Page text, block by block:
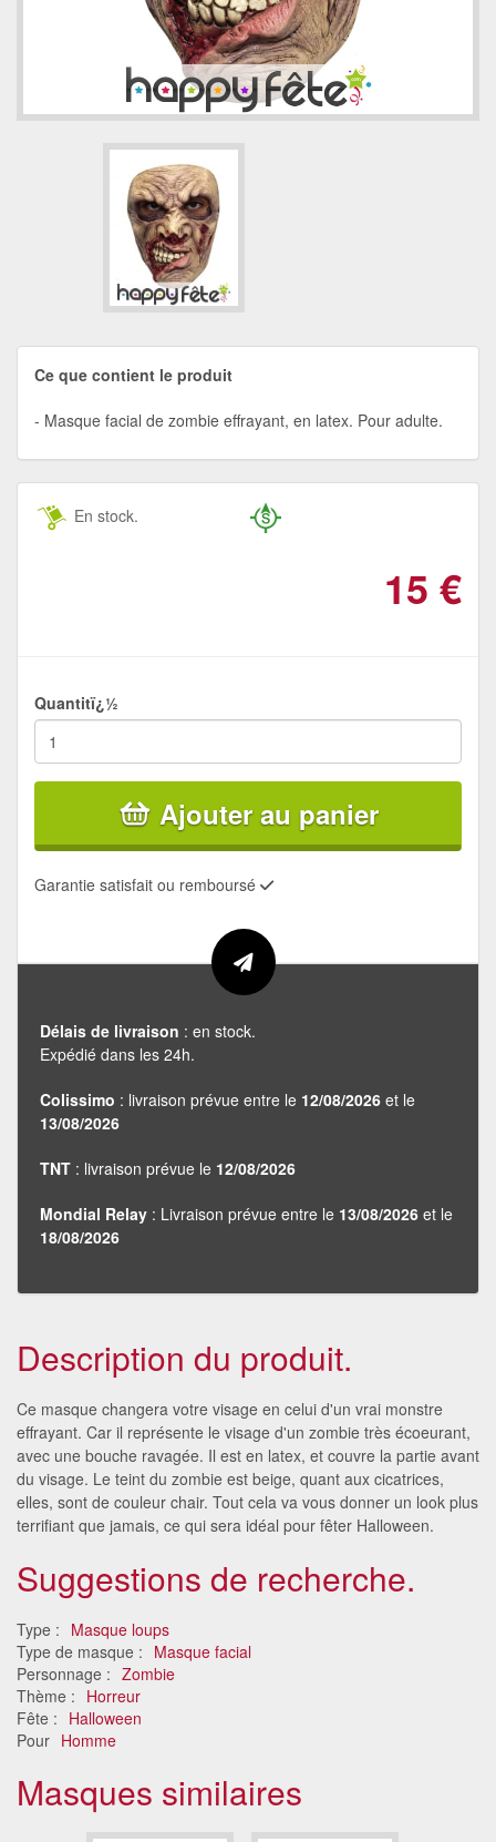
Ce que contient le produit
Masque facial de zombie effrayant, en latex. Pour adulte.
En stock.
15 €
Quantitï¿½
Ajouter au panier
Garantie satisfait ou remboursé
Délais de livraison : en stock.
Expédié dans les 24h.
Colissimo : livraison prévue entre le 12/08/2026 et le
13/08/2026
TNT : livraison prévue le 12/08/2026
Mondial Relay : Livraison prévue entre le 13/08/2026 et le
18/08/2026
Description du produit.
Ce masque changera votre visage en celui d'un vrai monstre
effrayant. Car il représente le visage d'un zombie très écoeurant,
avec une bouche ravagée. Il est en latex, et couvre la partie avant
du visage. Le teint du zombie est beige, quant aux cicatrices,
elles, sont de couleur chair. Tout cela va vous donner un look plus
terrifiant que jamais, ce qui sera idéal pour fêter Halloween.
Suggestions de recherche.
Type : Masque loups
Type de masque : Masque facial
Personnage : Zombie
Thème : Horreur
Fête : Halloween
Pour Homme
Masques similaires